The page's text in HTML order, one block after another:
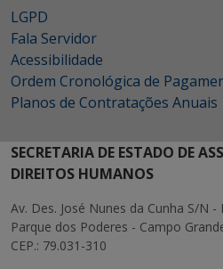
LGPD
Fala Servidor
Acessibilidade
Ordem Cronológica de
Planos de Contratações Anuais
SECRETARIA DE ESTADO DE
DIREITOS HUMANOS
Av. Des. José Nunes da Cunha S/N -
Parque dos Poderes - Campo
CEP.: 79.031-310